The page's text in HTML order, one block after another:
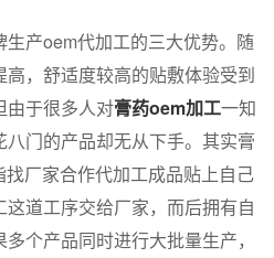
产oem代加工的三大优势。随
，舒适度较高的贴敷体验受到
由于很多人对膏药oem加工一知
门的产品却无从下手。其实膏
厂家合作代加工成品贴上自己
道工序交给厂家，而后拥有自
个产品同时进行大批量生产，